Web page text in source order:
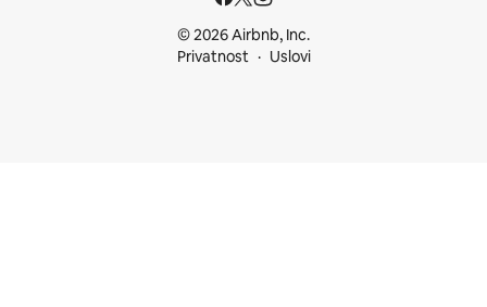
© 2026 Airbnb, Inc.
Privatnost
Uslovi